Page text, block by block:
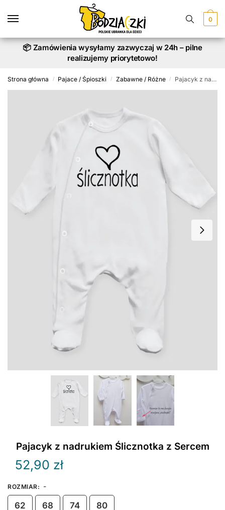
0
📦 Zamówienia wysyłamy zazwyczaj w 24h – pilne
realizujemy priorytetowo!
Strona główna / Pajace / Śpioszki / Zabawne / Różne / Pajacyk z nadrukiem Ślicznotka z Sercem
Pajacyk z nadrukiem Ślicznotka z Sercem
52,90 zł
ROZMIAR: -
62 68 74 80